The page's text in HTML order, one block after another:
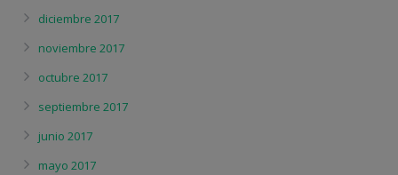
diciembre 2017
noviembre 2017
octubre 2017
septiembre 2017
junio 2017
mayo 2017